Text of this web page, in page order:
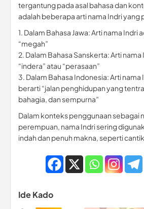
tergantung pada asal bahasa dan
adalah beberapa arti nama Indri yang
1. Dalam Bahasa Jawa: Arti nama Indri
“megah”
2. Dalam Bahasa Sanskerta: Arti
“indera” atau “perasaan”
3. Dalam Bahasa Indonesia: Arti nama
berarti “jalan penghidupan yang
bahagia, dan sempurna”
Dalam konteks penggunaan sebagai
perempuan, nama Indri sering
indah dan penuh makna, seperti
Ide Kado